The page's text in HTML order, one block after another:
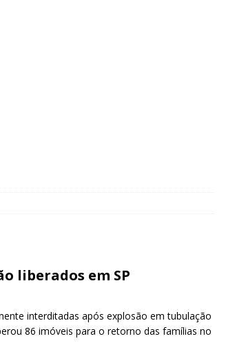
liberados em SP
interditadas após explosão em tubulação
86 imóveis para o retorno das famílias no